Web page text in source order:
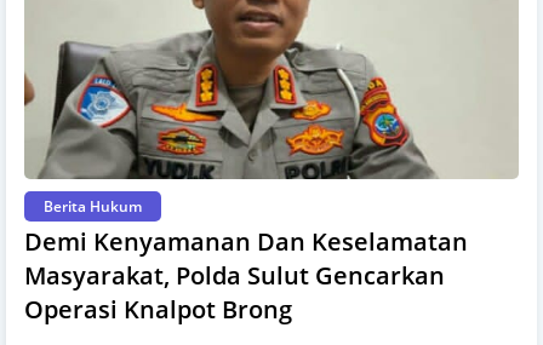
Berita Hukum
Demi Kenyamanan Dan Keselamatan
Masyarakat, Polda Sulut Gencarkan
Operasi Knalpot Brong